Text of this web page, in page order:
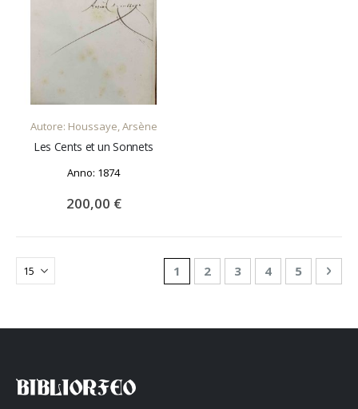
AGGIUNGI AL CARRELLO
Autore: Houssaye, Arsène
Les Cents et un Sonnets
Anno: 1874
200,00 €
Pagina
Attualmente stai leggendo la
1 Pagina
2 Pagina
3 Pagina
4 Pagina
5